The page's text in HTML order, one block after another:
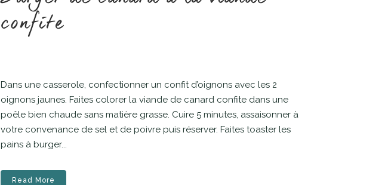
confite
Dans une casserole, confectionner un confit d’oignons avec les 2
oignons jaunes. Faites colorer la viande de canard confite dans une
poêle bien chaude sans matière grasse. Cuire 5 minutes, assaisonner à
votre convenance de sel et de poivre puis réserver. Faites toaster les
pains à burger...
Read More